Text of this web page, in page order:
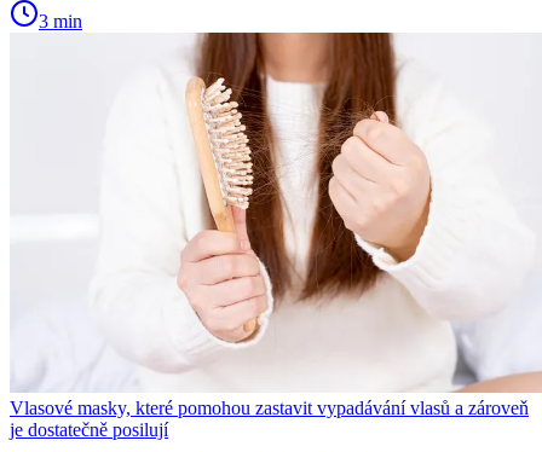
3 min
Vlasové masky, které pomohou zastavit vypadávání vlasů a zároveň
je dostatečně posilují